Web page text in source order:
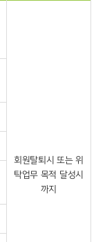
회원탈퇴시 또는 위
탁업무 목적 달성시
까지